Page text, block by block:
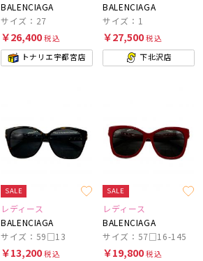
BALENCIAGA
サイズ：27
￥26,400税込
トナリエ宇都宮店
BALENCIAGA
サイズ：1
￥27,500税込
下北沢店
SALE
レディース
BALENCIAGA
サイズ：59□13
￥13,200税込
SALE
レディース
BALENCIAGA
サイズ：57□16-145
￥19,800税込